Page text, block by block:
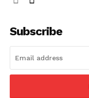
Subscribe